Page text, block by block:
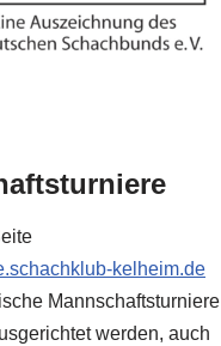
kelheim.de
Mannschaftsturniere
werden, auch